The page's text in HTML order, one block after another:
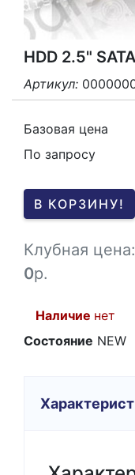
HDD 2.5"
Артикул:
Базовая цена
По запросу
В КОРЗИНУ!
Клубная цена:
0р.
Наличие нет
Состояние NEW